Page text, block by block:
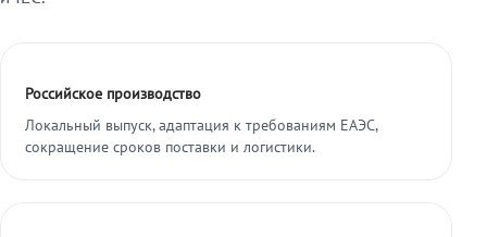
Российское производство
Локальный выпуск, адаптация к требованиям ЕАЭС,
сокращение сроков поставки и логистики.